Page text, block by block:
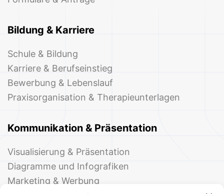
Bildung & Karriere
Schule & Bildung
Karriere & Berufseinstieg
Bewerbung & Lebenslauf
Praxisorganisation & Therapieunterlagen
Kommunikation & Präsentation
Visualisierung & Präsentation
Diagramme und Infografiken
Marketing & Werbung